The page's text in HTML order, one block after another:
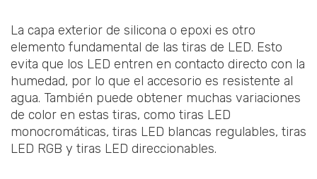
La capa exterior de silicona o epoxi es otro
elemento fundamental de las tiras de LED. Esto
evita que los LED entren en contacto directo con la
humedad, por lo que el accesorio es resistente al
agua. También puede obtener muchas variaciones
de color en estas tiras, como tiras LED
monocromáticas, tiras LED blancas regulables, tiras
LED RGB y tiras LED direccionables.